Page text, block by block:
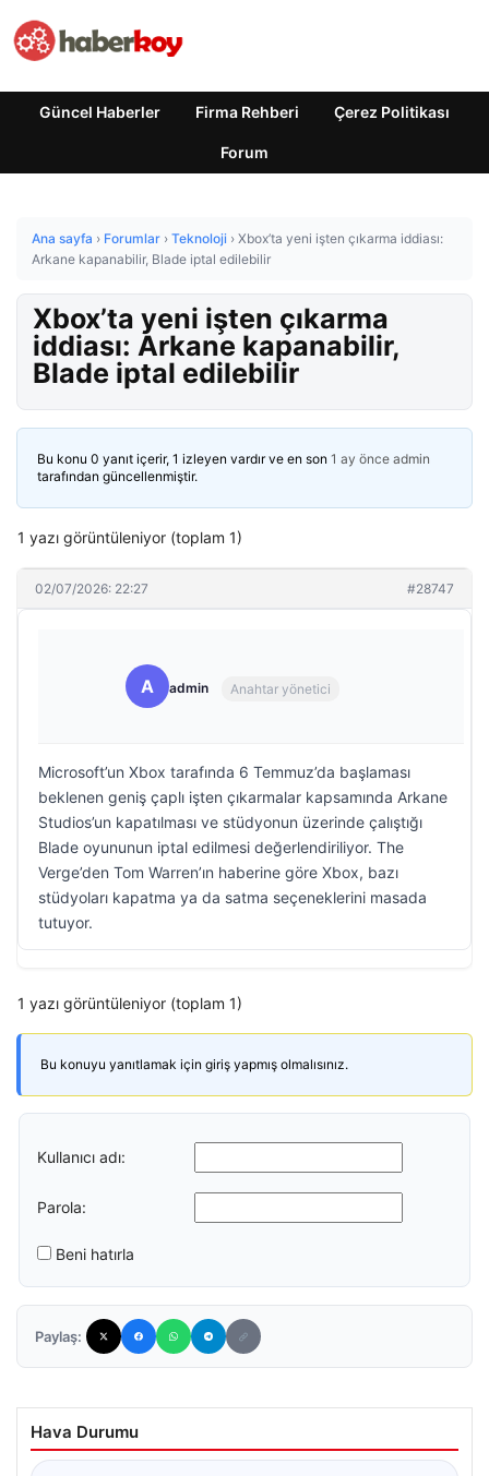
Güncel Haberler Firma Rehberi Çerez Politikası
Forum
Ana sayfa › Forumlar › Teknoloji › Xbox’ta yeni işten çıkarma iddiası:
Arkane kapanabilir, Blade iptal edilebilir
Xbox’ta yeni işten çıkarma
iddiası: Arkane kapanabilir,
Blade iptal edilebilir
Bu konu 0 yanıt içerir, 1 izleyen vardır ve en son 1 ay önce admin
tarafından güncellenmiştir.
1 yazı görüntüleniyor (toplam 1)
02/07/2026: 22:27 #28747
A admin Anahtar yönetici
Microsoft’un Xbox tarafında 6 Temmuz’da başlaması
beklenen geniş çaplı işten çıkarmalar kapsamında Arkane
Studios’un kapatılması ve stüdyonun üzerinde çalıştığı
Blade oyununun iptal edilmesi değerlendiriliyor. The
Verge’den Tom Warren’ın haberine göre Xbox, bazı
stüdyoları kapatma ya da satma seçeneklerini masada
tutuyor.
1 yazı görüntüleniyor (toplam 1)
Bu konuyu yanıtlamak için giriş yapmış olmalısınız.
Kullanıcı adı:
Parola:
Beni hatırla
Paylaş:
Hava Durumu